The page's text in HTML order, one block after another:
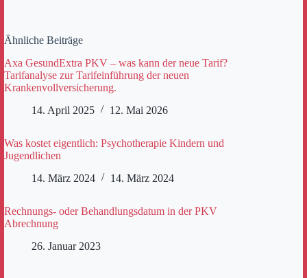
Ähnliche Beiträge
Axa GesundExtra PKV – was kann der neue Tarif?
Tarifanalyse zur Tarifeinführung der neuen
Krankenvollversicherung.
14. April 2025
12. Mai 2026
Was kostet eigentlich: Psychotherapie Kindern und
Jugendlichen
14. März 2024
14. März 2024
Rechnungs- oder Behandlungsdatum in der PKV
Abrechnung
26. Januar 2023